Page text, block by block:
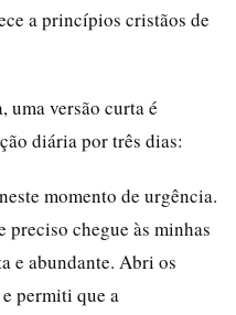
a princípios cristãos de
uma versão curta é
diária por três dias:
momento de urgência.
preciso chegue às minhas
e abundante. Abri os
permiti que a